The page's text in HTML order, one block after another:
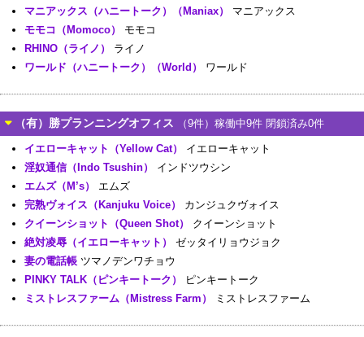
マニアックス（ハニートーク）（Maniax）
マニアックス
モモコ（Momoco）
モモコ
RHINO（ライノ）
ライノ
ワールド（ハニートーク）（World）
ワールド
（有）勝プランニングオフィス （9件）稼働中9件 閉鎖済み0件
イエローキャット（Yellow Cat）
イエローキャット
淫奴通信（Indo Tsushin）
インドツウシン
エムズ（M’s）
エムズ
完熟ヴォイス（Kanjuku Voice）
カンジュクヴォイス
クイーンショット（Queen Shot）
クイーンショット
絶対凌辱（イエローキャット）
ゼッタイリョウジョク
妻の電話帳 ツマノデンワチョウ
PINKY TALK（ピンキートーク）
ピンキートーク
ミストレスファーム（Mistress Farm）
ミストレスファーム